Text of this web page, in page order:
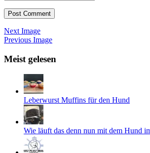
Next Image
Previous Image
Meist gelesen
Leberwurst Muffins für den Hund
Wie läuft das denn nun mit dem Hund